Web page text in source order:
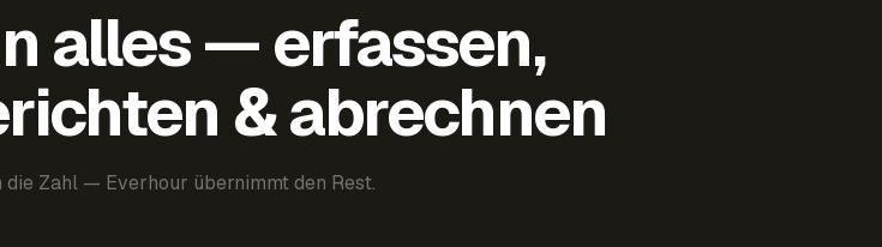
alles — erfassen,
& abrechnen
Zahl — Everhour übernimmt den Rest.